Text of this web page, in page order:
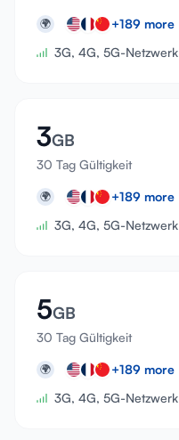
🌍 +189 more
3G, 4G, 5G-Netzwerk
3GB
30 Tag Gültigkeit
🌍 +189 more
3G, 4G, 5G-Netzwerk
5GB
30 Tag Gültigkeit
🌍 +189 more
3G, 4G, 5G-Netzwerk